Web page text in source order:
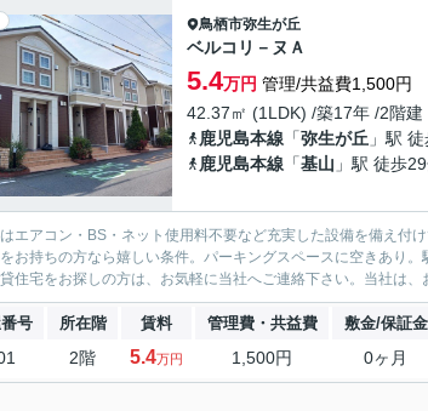
鳥栖市弥生が丘
ベルコリ－ヌＡ
5.4万円 管理/共益費1,500円
42.37㎡ (1LDK) /築17年 /2階建
鹿児島本線 「弥生が丘 」駅
鹿児島本線 「基山 」駅 徒歩
エアコン・BS・ネット使用料不要など充実した設備を備え付
お持ちの方なら嬉しい条件。パーキングスペースに空きあり
住宅をお探しの方は、お気軽に当社へご連絡下さい。当社は
号 所在階 賃料 管理費・共益費 敷金/保証金
2階 5.4万円 1,500円 0ヶ月